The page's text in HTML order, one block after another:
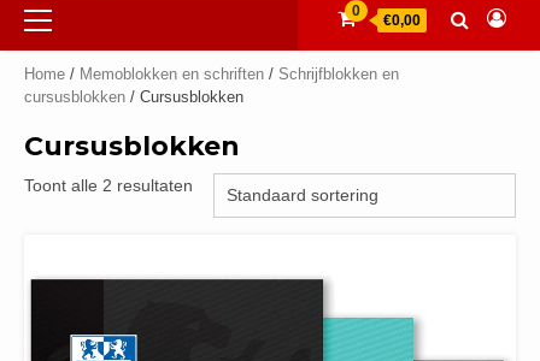
Primair
menu
0
€0,00
Home / Memoblokken en schriften / Schrijfblokken en
cursusblokken / Cursusblokken
Cursusblokken
Toont alle 2 resultaten